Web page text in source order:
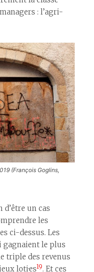
: l’agri-
(François Goglins,
d’être un cas
les
ci-dessus. Les
gagnaient le plus
triple des revenus
loti·es19. Et ces